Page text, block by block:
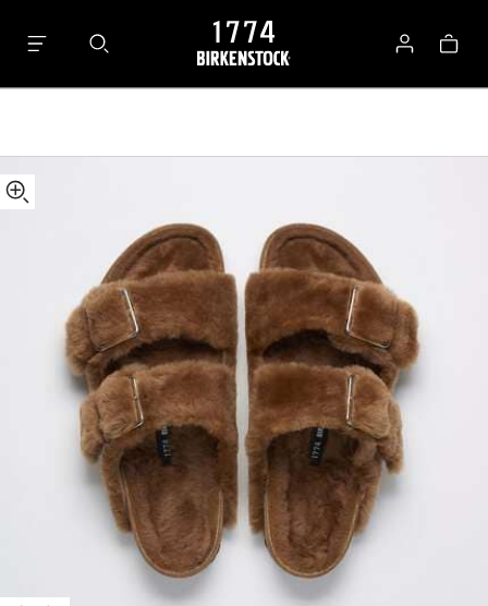
그
가
방
Shearling
product